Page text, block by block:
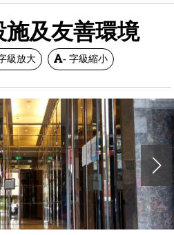
施及友善環境
級放大 - 字級縮小